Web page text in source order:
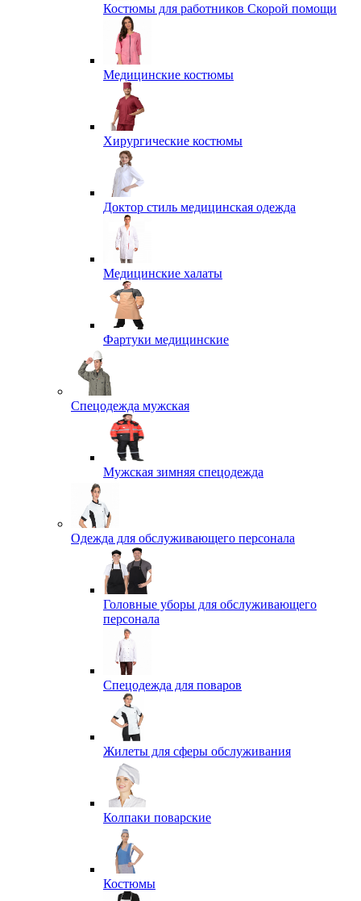
Костюмы для работников Скорой помощи
Медицинские костюмы
Хирургические костюмы
Доктор стиль медицинская одежда
Медицинские халаты
Фартуки медицинские
Спецодежда мужская
Мужская зимняя спецодежда
Одежда для обслуживающего персонала
Головные уборы для обслуживающего
персонала
Спецодежда для поваров
Жилеты для сферы обслуживания
Колпаки поварские
Костюмы